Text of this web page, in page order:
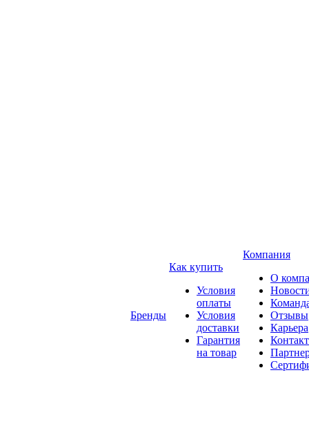
Бренды
Как купить
Условия
оплаты
Условия
доставки
Гарантия
на товар
Компания
О
Отзывы
Карьера